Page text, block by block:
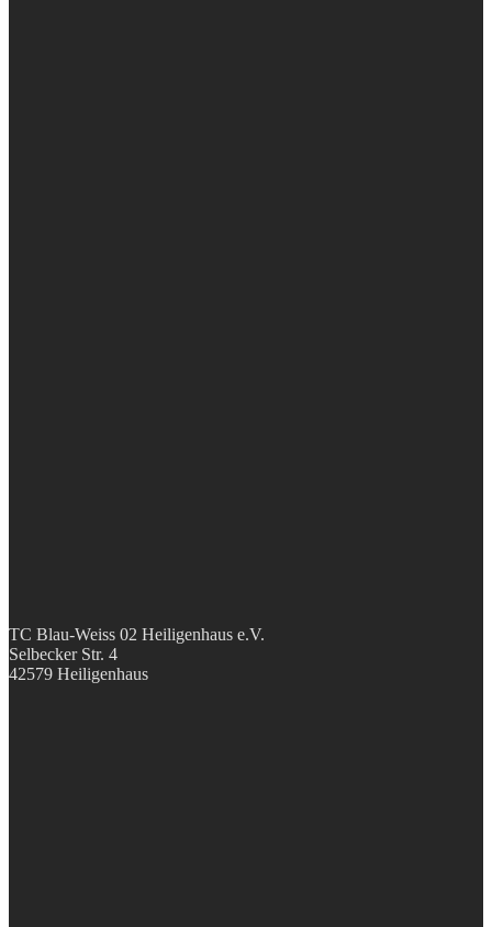
TC Blau-Weiss 02 Heiligenhaus e.V.
Selbecker Str. 4
42579 Heiligenhaus